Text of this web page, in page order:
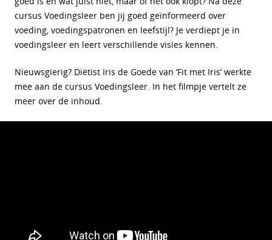
cursus Voedingsleer ben jij goed geïnformeerd over
voeding, voedingspatronen en leefstijl? Je verdiept je in
voedingsleer en leert verschillende visies kennen.
Nieuwsgierig? Diëtist Iris de Goede van ‘Fit met Iris’ werkte
mee aan de cursus Voedingsleer. In het filmpje vertelt ze
meer over de inhoud.